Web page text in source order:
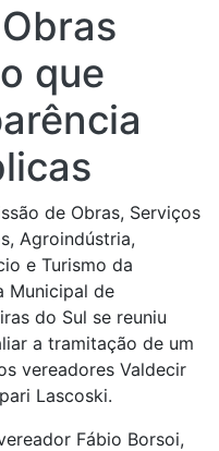
que
de Obras, Serviços
Agroindústria,
e Turismo da
Municipal de
do Sul se reuniu
a tramitação de um
vereadores Valdecir
Lascoski.
Fábio Borsoi,